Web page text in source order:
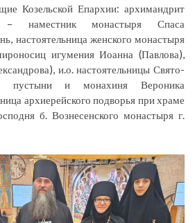
Козельской Епархии: архимандрит
наместник монастыря Спаса
настоятельница женского монастыря
игумения Иоанна (Павлова),
и.о. настоятельницы Свято-
пустыни и монахиня Вероника
архиерейского подворья при храме
б. Вознесенского монастыря г.